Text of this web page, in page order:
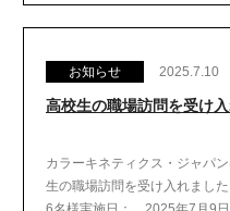
お知らせ 2025.7.10
高校生の職場訪問を受け
カラーキネティクス・ジャパ
生の職場訪問を受け入れまし